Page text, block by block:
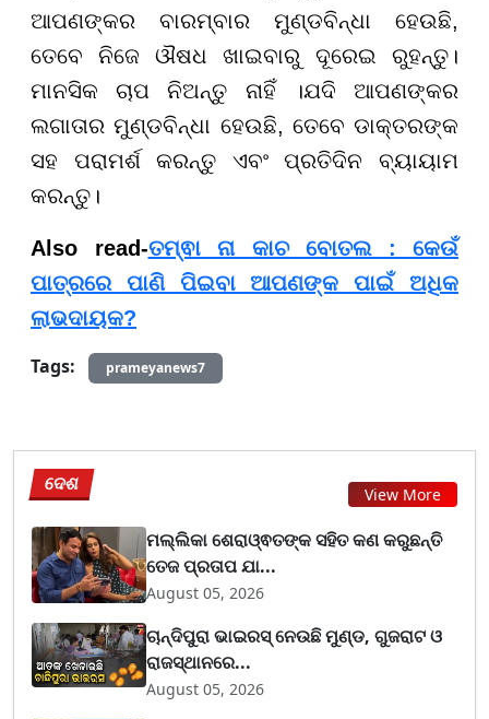
ଆପଣଙ୍କର ବାରମ୍ବାର ମୁଣ୍ଡବିନ୍ଧା ହେଉଛି,
ତେବେ ନିଜେ ଔଷଧ ଖାଇବାରୁ ଦୂରେଇ ରୁହନ୍ତୁ।
ମାନସିକ ଚାପ ନିଅନ୍ତୁ ନାହିଁ ।ଯଦି ଆପଣଙ୍କର
ଲଗାତାର ମୁଣ୍ଡବିନ୍ଧା ହେଉଛି, ତେବେ ଡାକ୍ତରଙ୍କ
ସହ ପରାମର୍ଶ କରନ୍ତୁ ଏବଂ ପ୍ରତିଦିନ ବ୍ୟାୟାମ
କରନ୍ତୁ।
Also read-ତମ୍ଵା ନା କାଚ ବୋତଲ : କେଉଁ
ପାତ୍ରରେ ପାଣି ପିଇବା ଆପଣଙ୍କ ପାଇଁ ଅଧିକ
ଲାଭଦାୟକ?
Tags:
prameyanews7
ଦେଶ View More
ମଲ୍ଲିକା ଶେରାଓ୍ଵତଙ୍କ ସହିତ କଣ କରୁଛନ୍ତି
ତେଜ ପ୍ରତାପ ଯା...
August 05, 2026
ଚାନ୍ଦିପୁରା ଭାଇରସ୍ ନେଉଛି ମୁଣ୍ଡ, ଗୁଜରାଟ ଓ
ରାଜସ୍ଥାନରେ...
August 05, 2026